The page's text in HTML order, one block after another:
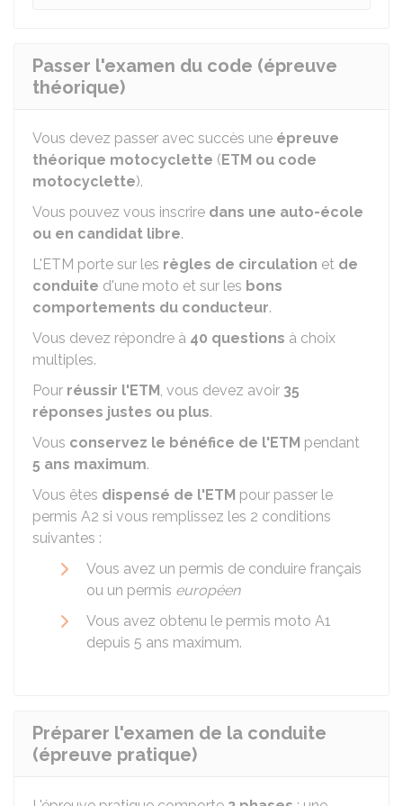
Passer l'examen du code (épreuve
théorique)
Vous devez passer avec succès une épreuve
théorique motocyclette (ETM ou code
motocyclette).
Vous pouvez vous inscrire dans une auto-école
ou en candidat libre.
L'ETM porte sur les règles de circulation et de
conduite d'une moto et sur les bons
comportements du conducteur.
Vous devez répondre à 40 questions à choix
multiples.
Pour réussir l'ETM, vous devez avoir 35
réponses justes ou plus.
Vous conservez le bénéfice de l'ETM pendant
5 ans maximum.
Vous êtes dispensé de l'ETM pour passer le
permis A2 si vous remplissez les 2 conditions
suivantes :
Vous avez un permis de conduire français
ou un permis européen
Vous avez obtenu le permis moto A1
depuis 5 ans maximum.
​Préparer l'examen de la conduite
(épreuve pratique)​